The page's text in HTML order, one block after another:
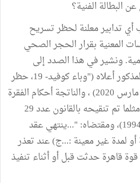
تدابير معلنة لحظر تسريح
المعنية بقرار الحجر الصحي
ونشير في هذا الصدد إلى
الصعوبات المشار إليها في مقالنا المذكور أعلاه ("وباء كوفيد- 19، حظر
التجول وعقود الشغل "، ليدرز 18 مارس 2020) ، والناتجة أحكام الفقرة
3 من الفصل 14 من مجلة الشغل (مثلما تم تنقيحه بالقانون عدد 29
لسنة 1994 المؤرخ في 21 فيفري 1994)، ومقتضاه: "...ينتهي عقد
لمدة غير معينة :...ج) عند تعذر
قوة قاهرة حدثت قبل أو أثناء تنفيذ